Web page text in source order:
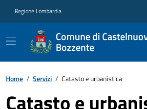
Regione Lombardia
Comune di
Bozzente
Home / Servizi / Catasto e urbanistica
Catasto e